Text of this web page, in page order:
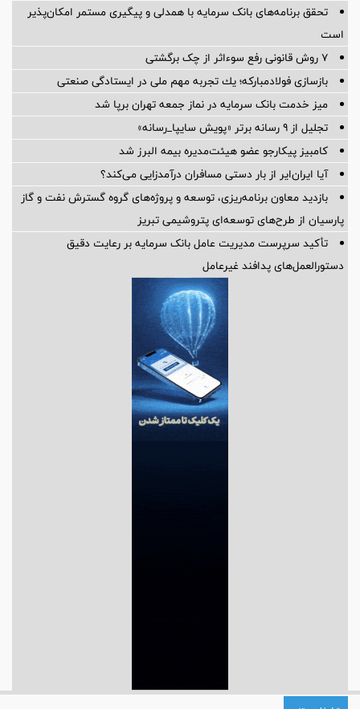
تحقق برنامه‌های بانک سرمایه با همدلی و پیگیری مستمر امکان‌پذیر
است
۷ روش قانونی رفع سوء‌اثر از چک برگشتی
بازسازی فولادمباركه؛ یك تجربه مهم ملی در ایستادگی صنعتی
میز خدمت بانک سرمایه در نماز جمعه تهران برپا شد
تجلیل از ۹ رسانه برتر «پویش سایپا_رسانه»
کامبیز پیکارجو عضو هیئت‌مدیره بيمه البرز شد
آیا ایران‌ایر از بار دستی مسافران درآمدزایی می‌کند؟
بازدید معاون برنامه‌ریزی، توسعه و پروژه‌های گروه گسترش نفت و گاز
پارسیان از طرح‌های توسعه‌ای پتروشیمی تبریز
تأکید سرپرست مدیریت عامل بانک سرمایه بر رعایت دقیق
دستورالعمل‌های پدافند غیرعامل